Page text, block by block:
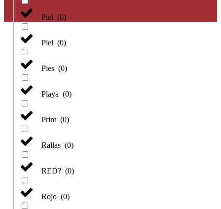
Piel (0)
Piel (0)
Pies (0)
Playa (0)
Print (0)
Rallas (0)
RED? (0)
Rojo (0)